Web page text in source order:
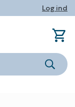
Log ind
Søg
book_ribbon
store
Om
phonestar
person
Log
shopping_cart